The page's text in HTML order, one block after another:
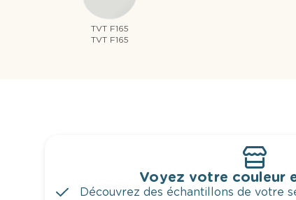
TVT F165
TVT F165
Voyez votre couleur
Découvrez des échantillons de votre